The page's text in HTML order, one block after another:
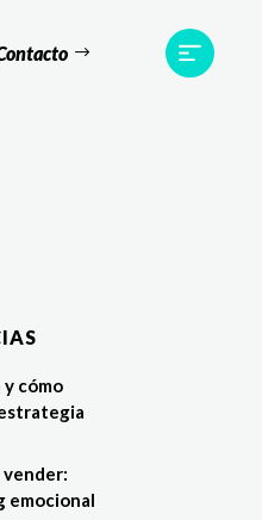
cómo
emocional